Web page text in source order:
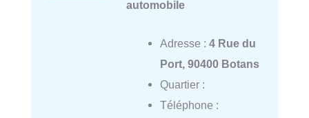
automobile
Adresse : 4 Rue du
Port, 90400 Botans
Quartier :
Téléphone :